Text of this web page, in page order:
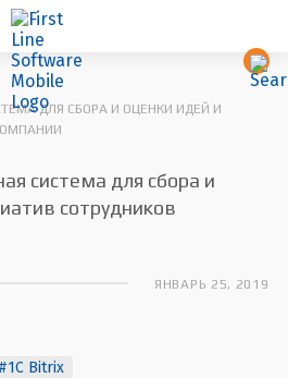
ДЛЯ СБОРА И ОЦЕНКИ ИДЕЙ И
система для сбора и
сотрудников
ЯНВАРЬ 25, 2019
#1C Bitrix